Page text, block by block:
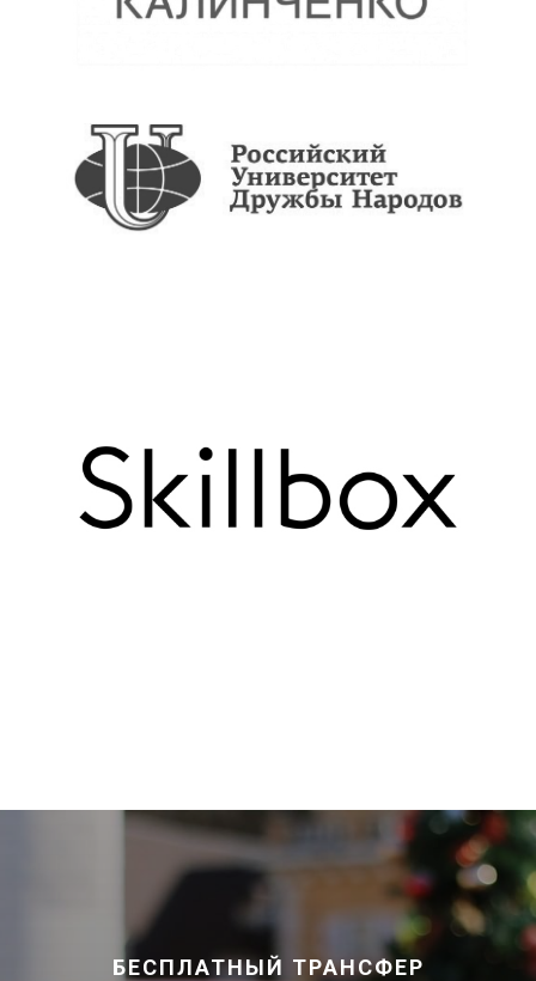
БЕСПЛАТНЫЙ ТРАНСФЕР